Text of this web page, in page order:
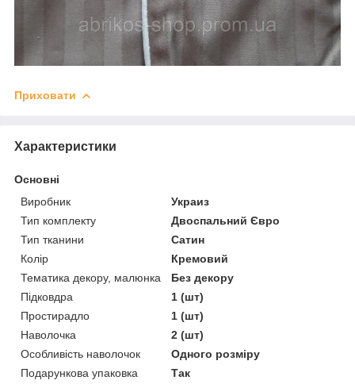
Приховати
Характеристики
Основні
Виробник
Украиз
Тип комплекту
Двоспальний Євро
Тип тканини
Сатин
Колір
Кремовий
Тематика декору, малюнка
Без декору
Підковдра
1 (шт)
Простирадло
1 (шт)
Наволочка
2 (шт)
Особливість наволочок
Одного розміру
Подарункова упаковка
Так